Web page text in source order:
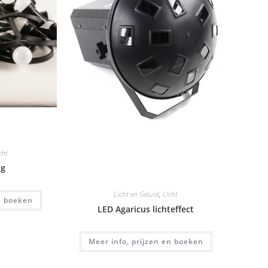
boeken
Licht en Geluid,Licht
LED Agaricus lichteffect
Meer info, prijzen en boeken